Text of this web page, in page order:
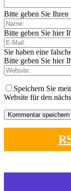
Bitte geben Sie
Bitte geben Sie hier
Sie haben eine
Bitte geben Sie hier
Speichern Sie
Website für den